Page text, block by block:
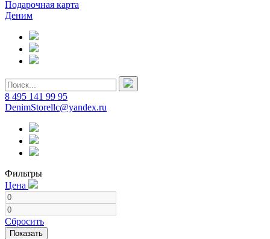
Подарочная карта
Деним
8 495 141 99 95
DenimStorellc@yandex.ru
Фильтры
Цена
Сбросить
Показать